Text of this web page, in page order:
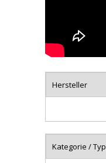
Hersteller
Kategorie / Typ